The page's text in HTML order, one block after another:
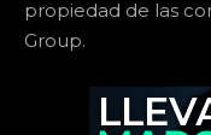
propiedad de las
Group.